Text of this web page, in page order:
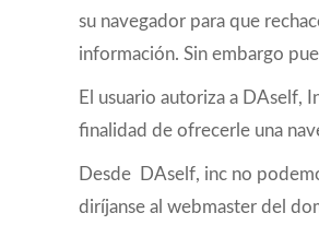
su navegador para que
información. Sin embargo
El usuario autoriza a DAself,
finalidad de ofrecerle una
Desde DAself, inc no
diríjanse al webmaster del